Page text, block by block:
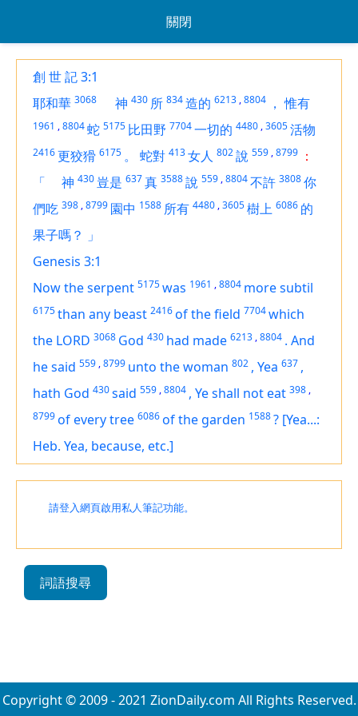
關閉
創 世 記 3:1
耶和華 3068 神 430 所 834造的 6213 ,8804 ， 惟有
1961 ,8804蛇 5175 比田野 7704一切的 4480 ,3605活物
2416更狡猾 6175 。 蛇對 413女人 802說 559 ,8799 ：
「
神 430 豈是 637真 3588說 559 ,8804不許 3808你
們吃 398 ,8799 園中 1588 所有 4480 ,3605樹上 6086 的
果子嗎？ 」
Genesis 3:1
Now the serpent 5175was 1961 ,8804 more subtil
6175than any beast 2416of the field 7704which
the LORD 3068 God 430 had made 6213 ,8804 . And
he said 559 ,8799 unto the woman 802 , Yea 637 ,
hath God 430said 559 ,8804 , Ye shall not eat 398 ,
8799of every tree 6086of the garden 1588? [Yea...:
Heb. Yea, because, etc.]
請登入網頁啟用私人筆記功能。
詞語搜尋
Copyright © 2009 - 2021 ZionDaily.com All Rights Reserved.